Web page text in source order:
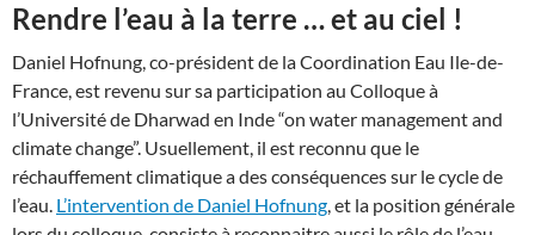
Rendre l’eau à la terre … et au ciel !
Daniel Hofnung, co-président de la Coordination Eau Ile-de-
France, est revenu sur sa participation au Colloque à
l’Université de Dharwad en Inde “on water management and
climate change”. Usuellement, il est reconnu que le
réchauffement climatique a des conséquences sur le cycle de
l’eau. L’intervention de Daniel Hofnung, et la position générale